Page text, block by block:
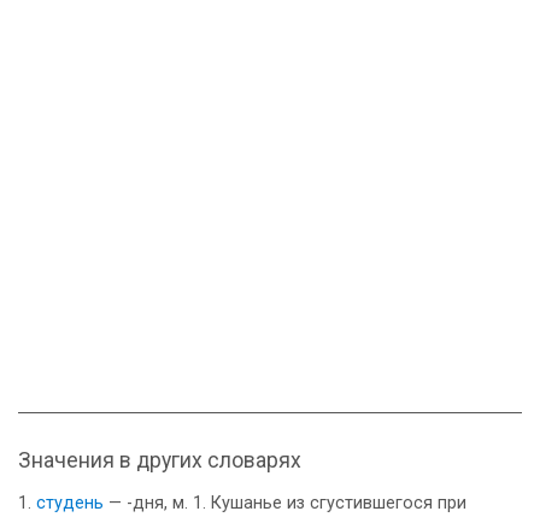
Значения в других словарях
студень — -дня, м. 1. Кушанье из сгустившегося при